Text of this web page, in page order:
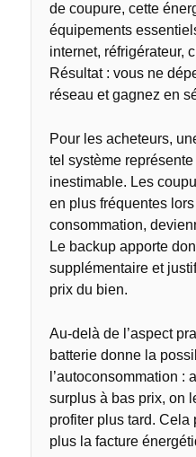
de coupure, cette
équipements
internet, réfrigérateur,
Résultat : vous ne
réseau et gagnez en
Pour les acheteurs,
tel système
inestimable. Les
en plus fréquentes
consommation,
Le backup apporte
supplémentaire et
prix du bien.
Au-delà de l’aspect
batterie donne la
l’autoconsommation :
surplus à bas prix, on
profiter plus tard. Cela
plus la facture